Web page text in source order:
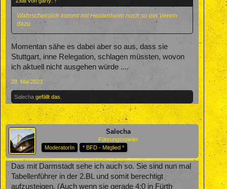
Wahrscheinlich kommt mit Heidenheim noch so ein Verein
dazu.
Momentan sähe es dabei aber so aus, dass sie
Stuttgart, inne Relegation, schlagen müssten, wovon
ich aktuell nicht ausgehen würde ....
28. Mai 2023
Salecha gefällt das.
Salecha
Führungsspieler
ModeratorIn
* BFD - Mitglied *
Das mit Darmstadt sehe ich auch so. Sie sind nun mal
Tabellenführer in der 2.BL und somit berechtigt
aufzusteigen. (Auch wenn sie gerade 4:0 in Fürth